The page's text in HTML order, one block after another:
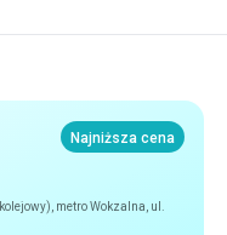
Najniższa cena
metro Wokzalna, ul.